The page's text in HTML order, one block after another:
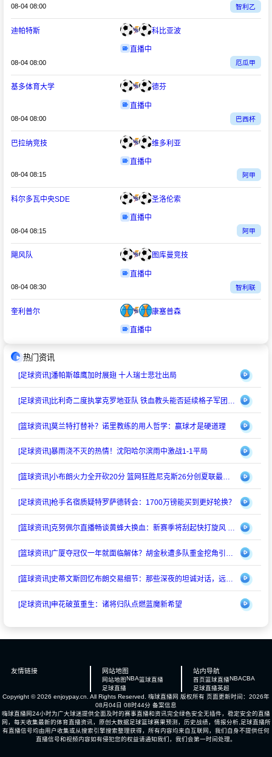
08-04 08:00 智利乙
迪帕特斯 科比亚波
直播中
08-04 08:00 厄瓜甲
基多体育大学 德芬
直播中
08-04 08:00 巴西杯
巴拉纳竞技 维多利亚
直播中
08-04 08:15 阿甲
科尔多瓦中央SDE 圣洛伦索
直播中
08-04 08:15 阿甲
飓风队 图库曼竞技
直播中
08-04 08:30 智利联
奎利普尔 康塞普森
直播中
热门资讯
[足球资讯]潘帕斯雄鹰加时展翅 十人瑞士悲壮出局
[足球资讯]
[篮球资讯]莫兰特打替补？诺里教练的用人哲学：赢球才是硬道理
[足球资讯]暴雨浇不灭的热情！沈阳哈尔滨雨中激战1-1平局
[篮球资讯] 小布朗火力全开砍20分 篮网狂胜尼克斯26分创夏联最大分差
[足球资讯]枪手名宿质疑特罗萨德转会：1700万镑能买到更好轮换？
[篮球资讯] 克努佩尔直播畅谈黄蜂大换血：新赛季将刮起快打旋风 射手群蓄势待发
[篮球资讯] 广厦夺冠仅一年就面临解体？胡金秋遭多队重金挖角引猜测
[篮球资讯] 史蒂文斯回忆布朗交易细节：那些深夜的坦诚对话，远比想象中复杂
[足球资讯]申花破茧重生：诸将归队点燃蓝魔新希望
友情链接 网站地图
网站地图 NBA篮球直播
足球直播
站内导航
首页篮球直播NBACBA
足球直播英超
Copyright © 2026 enjoypay.cn. All Rights Reserved. 嗨球直播网 版权所有 页面更新时间：2026年
08月04日 08时44分 备案信息
嗨球直播网24小时为广大球迷提供全面及时的赛事直播和资讯完全绿色安全无插件，稳定安全的直播
网，每天收集最新的体育直播资讯，原创大数据足球篮球赛果预测，历史战绩，情报分析,足球直播所
有直播信号均由用户收集或从搜索引擎搜索整理获得，所有内容均来自互联网，我们自身不提供任何
直播信号和视频内容如有侵犯您的权益请通知我们，我们会第一时间处理。